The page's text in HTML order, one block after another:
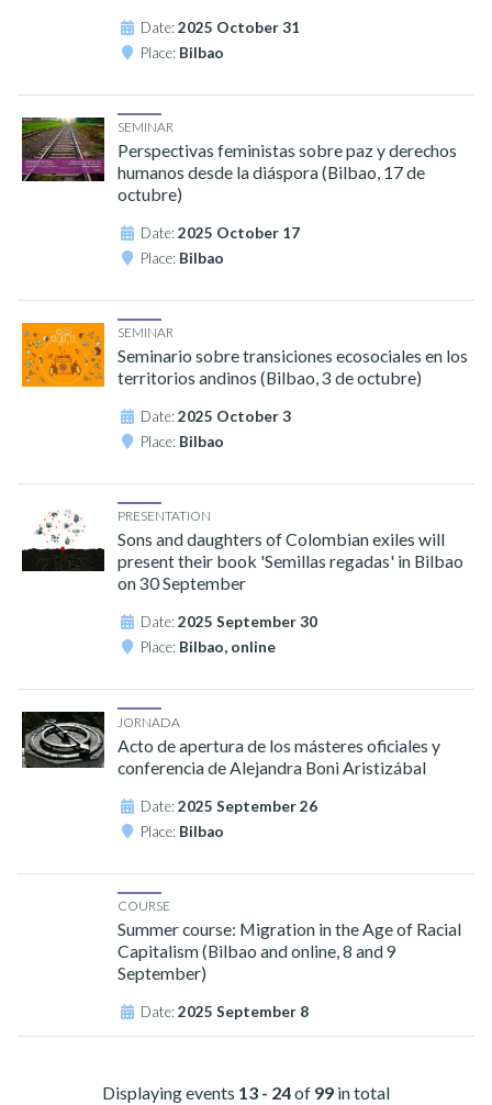
Date:2025 October 31
Place: Bilbao
SEMINAR
Perspectivas feministas sobre paz y derechos
humanos desde la diáspora (Bilbao, 17 de
octubre)
Date:2025 October 17
Place: Bilbao
SEMINAR
Seminario sobre transiciones ecosociales en los
territorios andinos (Bilbao, 3 de octubre)
Date:2025 October 3
Place: Bilbao
PRESENTATION
Sons and daughters of Colombian exiles will
present their book 'Semillas regadas' in Bilbao
on 30 September
Date:2025 September 30
Place: Bilbao, online
JORNADA
Acto de apertura de los másteres oficiales y
conferencia de Alejandra Boni Aristizábal
Date:2025 September 26
Place: Bilbao
COURSE
Summer course: Migration in the Age of Racial
Capitalism (Bilbao and online, 8 and 9
September)
Date:2025 September 8
Displaying events 13 - 24of 99 in total